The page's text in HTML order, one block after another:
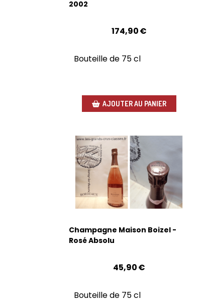
2002
174,90€
Bouteille de 75 cl
AJOUTER AU PANIER
Champagne Maison Boizel -
Rosé Absolu
45,90€
Bouteille de 75 cl